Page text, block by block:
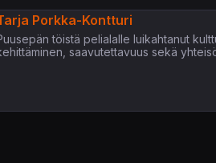
Porkka-Kontturi
töistä pelialalle luikahtanut
saavutettavuus sekä